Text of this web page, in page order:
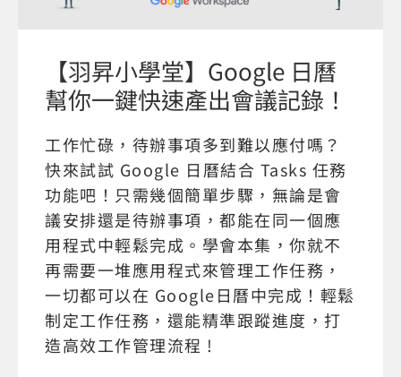
【羽昇小學堂】Google 日曆
幫你一鍵快速產出會議記錄！
工作忙碌，待辦事項多到難以應付嗎？
快來試試 Google 日曆結合 Tasks 任務
功能吧！只需幾個簡單步驟，無論是會
議安排還是待辦事項，都能在同一個應
用程式中輕鬆完成。學會本集，你就不
再需要一堆應用程式來管理工作任務，
一切都可以在 Google日曆中完成！輕鬆
制定工作任務，還能精準跟蹤進度，打
造高效工作管理流程 !